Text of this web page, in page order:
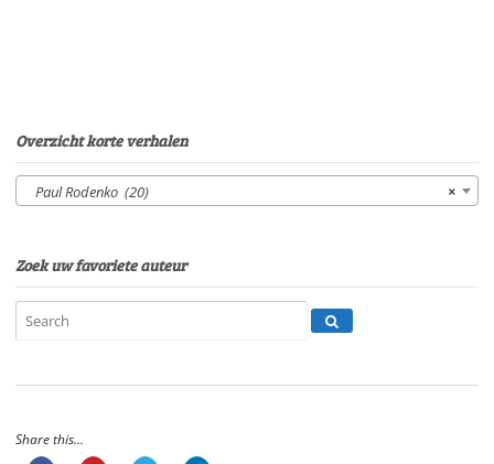
Overzicht korte verhalen
×
Paul Rodenko (20)
Zoek uw favoriete auteur
Share this...